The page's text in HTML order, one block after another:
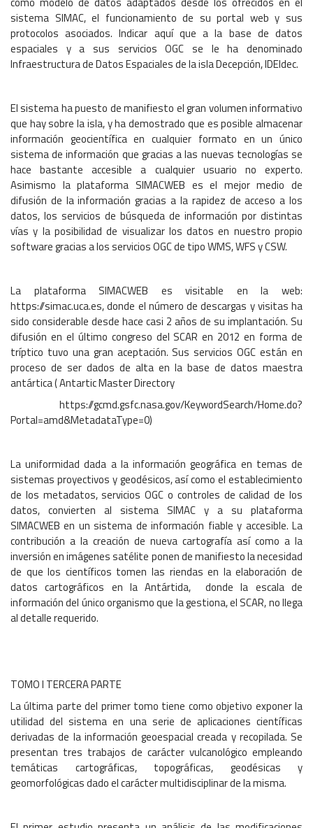
sistema SIMAC, el funcionamiento de su portal web y sus
protocolos asociados. Indicar aquí que a la base de datos
espaciales y a sus servicios OGC se le ha denominado
Infraestructura de Datos Espaciales de la isla Decepción, IDEIdec.
El sistema ha puesto de manifiesto el gran volumen informativo
que hay sobre la isla, y ha demostrado que es posible almacenar
información geocientífica en cualquier formato en un único
sistema de información que gracias a las nuevas tecnologías se
hace bastante accesible a cualquier usuario no experto.
Asimismo la plataforma SIMACWEB es el mejor medio de
difusión de la información gracias a la rapidez de acceso a los
datos, los servicios de búsqueda de información por distintas
vías y la posibilidad de visualizar los datos en nuestro propio
software gracias a los servicios OGC de tipo WMS, WFS y CSW.
La plataforma SIMACWEB es visitable en la web:
https://simac.uca.es, donde el número de descargas y visitas ha
sido considerable desde hace casi 2 años de su implantación. Su
difusión en el último congreso del SCAR en 2012 en forma de
tríptico tuvo una gran aceptación. Sus servicios OGC están en
proceso de ser dados de alta en la base de datos maestra
antártica ( Antartic Master Directory
https://gcmd.gsfc.nasa.gov/KeywordSearch/Home.do?
Portal=amd&MetadataType=0)
La uniformidad dada a la información geográfica en temas de
sistemas proyectivos y geodésicos, así como el establecimiento
de los metadatos, servicios OGC o controles de calidad de los
datos, convierten al sistema SIMAC y a su plataforma
SIMACWEB en un sistema de información fiable y accesible. La
contribución a la creación de nueva cartografía así como a la
inversión en imágenes satélite ponen de manifiesto la necesidad
de que los científicos tomen las riendas en la elaboración de
datos cartográficos en la Antártida, donde la escala de
información del único organismo que la gestiona, el SCAR, no llega
al detalle requerido.
TOMO I TERCERA PARTE
La última parte del primer tomo tiene como objetivo exponer la
utilidad del sistema en una serie de aplicaciones científicas
derivadas de la información geoespacial creada y recopilada. Se
presentan tres trabajos de carácter vulcanológico empleando
temáticas cartográficas, topográficas, geodésicas y
geomorfológicas dado el carácter multidisciplinar de la misma.